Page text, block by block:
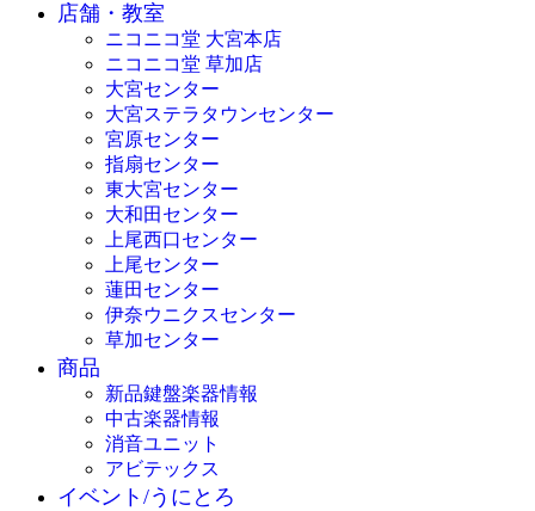
店舗・教室
ニコニコ堂 大宮本店
ニコニコ堂 草加店
大宮センター
大宮ステラタウンセンター
宮原センター
指扇センター
東大宮センター
大和田センター
上尾西口センター
上尾センター
蓮田センター
伊奈ウニクスセンター
草加センター
商品
新品鍵盤楽器情報
中古楽器情報
消音ユニット
アビテックス
イベント/うにとろ